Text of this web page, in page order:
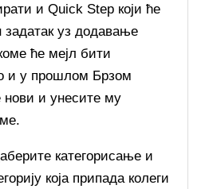
и Quick Step који ће
уз додавање
ће мејл бити
и у прошлом Брзом
нови и унесите му
категорисање и
која припада колеги